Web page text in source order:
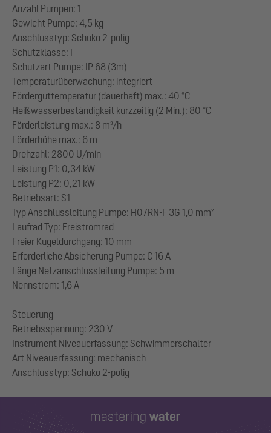
Anzahl Pumpen: 1
Gewicht Pumpe: 4,5 kg
Anschlusstyp: Schuko 2-polig
Schutzklasse: I
Schutzart Pumpe: IP 68 (3m)
Temperaturüberwachung: integriert
Förderguttemperatur (dauerhaft) max.: 40 °C
Heißwasserbeständigkeit kurzzeitig (2 Min.): 80 °C
Förderleistung max.: 8 m³/h
Förderhöhe max.: 6 m
Drehzahl: 2800 U/min
Leistung P1: 0,34 kW
Leistung P2: 0,21 kW
Betriebsart: S1
Typ Anschlussleitung Pumpe: H07RN-F 3G 1,0 mm²
Laufrad Typ: Freistromrad
Freier Kugeldurchgang: 10 mm
Erforderliche Absicherung Pumpe: C 16 A
Länge Netzanschlussleitung Pumpe: 5 m
Nennstrom: 1,6 A
Steuerung
Betriebsspannung: 230 V
Instrument Niveauerfassung: Schwimmerschalter
Art Niveauerfassung: mechanisch